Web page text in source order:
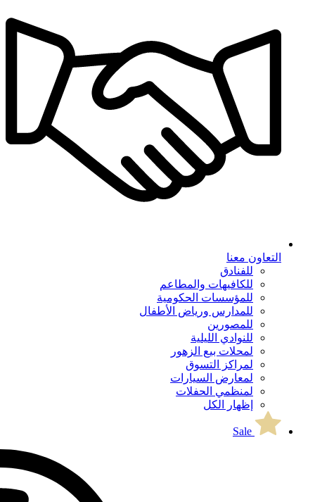
التعاون معنا
للفنادق
للكافيهات والمطاعم
للمؤسسات الحكومية
للمدارس ورياض الأطفال
للمصورين
للنوادي الليلية
لمحلات بيع الزهور
لمراكز التسوق
لمعارض السيارات
لمنظمي الحفلات
إظهار الكل